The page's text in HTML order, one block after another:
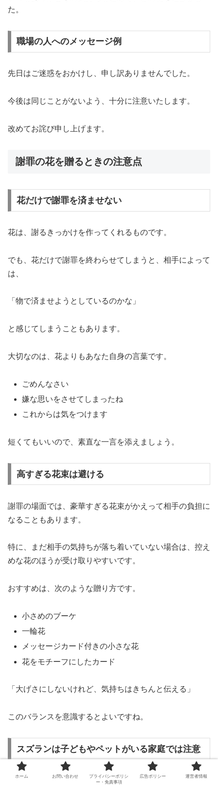
た。
職場の人へのメッセージ例
先日はご迷惑をおかけし、申し訳ありませんでした。
今後は同じことがないよう、十分に注意いたします。
改めてお詫び申し上げます。
謝罪の花を贈るときの注意点
花だけで謝罪を済ませない
花は、謝るきっかけを作ってくれるものです。
でも、花だけで謝罪を終わらせてしまうと、相手によって
は、
「物で済ませようとしているのかな」
と感じてしまうこともあります。
大切なのは、花よりもあなた自身の言葉です。
ごめんなさい
嫌な思いをさせてしまったね
これからは気をつけます
短くてもいいので、素直な一言を添えましょう。
高すぎる花束は避ける
謝罪の場面では、豪華すぎる花束がかえって相手の負担に
なることもあります。
特に、まだ相手の気持ちが落ち着いていない場合は、控え
めな花のほうが受け取りやすいです。
おすすめは、次のような贈り方です。
小さめのブーケ
一輪花
メッセージカード付きの小さな花
花をモチーフにしたカード
「大げさにしないけれど、気持ちはきちんと伝える」
このバランスを意識するとよいですね。
スズランは子どもやペットがいる家庭では注意
スズランは、とても可憐で花言葉も素敵な花です。
ホーム お問い合わせ
プライバシーポリシ
ー・免責事項
広告ポリシー 運営者情報